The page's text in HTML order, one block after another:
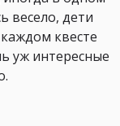
весело, дети
квесте
уж интересные